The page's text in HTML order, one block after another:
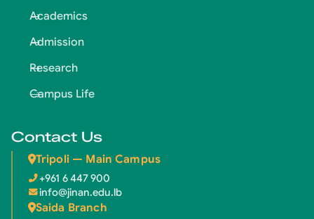
Academics
Admission
Research
Campus Life
Contact Us
Tripoli — Main Campus
+961 6 447 900
info@jinan.edu.lb
Saida Branch